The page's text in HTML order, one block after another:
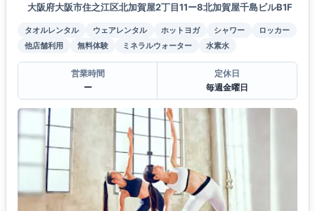
大阪府大阪市住之江区北加賀屋2丁目11ー8北加賀屋千島ビルB1F
タオルレンタル ウェアレンタル ホットヨガ シャワー
ロッカー
他店舗利用
無料体験 ミネラルウォーター 水素水
営業時間
ー
定休日
毎週金曜日